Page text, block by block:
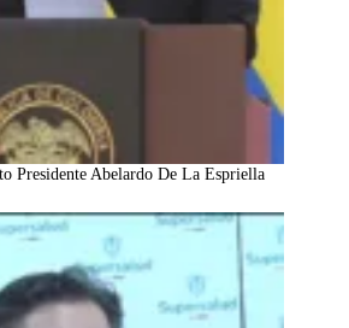
Presidente Abelardo De La Espriella